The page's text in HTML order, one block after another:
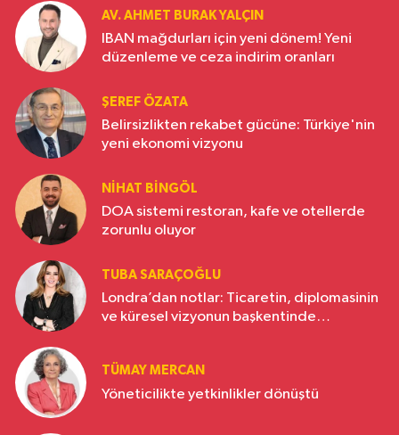
AV. AHMET BURAK YALÇIN
IBAN mağdurları için yeni dönem! Yeni
düzenleme ve ceza indirim oranları
ŞEREF ÖZATA
Belirsizlikten rekabet gücüne: Türkiye'nin
yeni ekonomi vizyonu
NIHAT BINGÖL
DOA sistemi restoran, kafe ve otellerde
zorunlu oluyor
TUBA SARAÇOĞLU
Londra’dan notlar: Ticaretin, diplomasinin
ve küresel vizyonun başkentinde
TÜMAY MERCAN
Yöneticilikte yetkinlikler dönüştü